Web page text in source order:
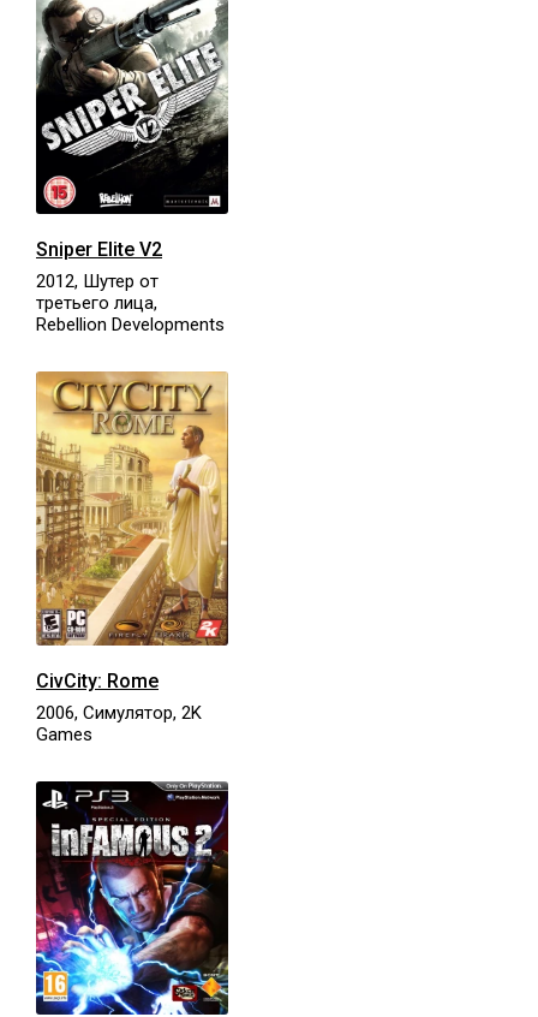
Sniper Elite V2
2012, Шутер от
третьего лица,
Rebellion Developments
CivCity: Rome
2006, Симулятор, 2K
Games